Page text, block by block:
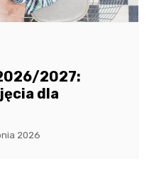
2027:
dla
2026